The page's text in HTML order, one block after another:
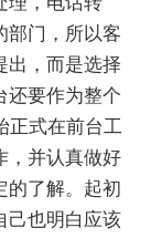
部门，所以客
出，而是选择
要作为整个
正式在前台工
，并认真做好
的了解。起初
己也明白应该